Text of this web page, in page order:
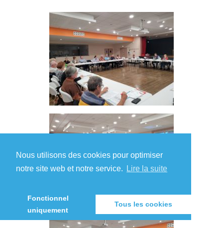
Nous utilisons des cookies pour optimiser
notre site web et notre service.
Lire la suite
Fonctionnel
uniquement
Tous les cookies